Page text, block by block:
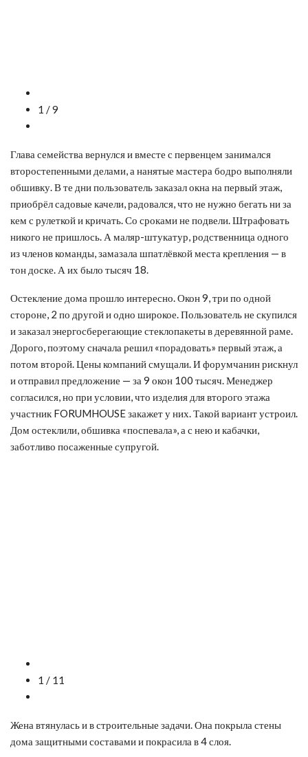
1 / 9
Глава семейства вернулся и вместе с первенцем занимался
второстепенными делами, а нанятые мастера бодро выполняли
обшивку. В те дни пользователь заказал окна на первый этаж,
приобрёл садовые качели, радовался, что не нужно бегать ни за
кем с рулеткой и кричать. Со сроками не подвели. Штрафовать
никого не пришлось. А маляр-штукатур, родственница одного
из членов команды, замазала шпатлёвкой места крепления — в
тон доске. А их было тысяч 18.
Остекление дома прошло интересно. Окон 9, три по одной
стороне, 2 по другой и одно широкое. Пользователь не скупился
и заказал энергосберегающие стеклопакеты в деревянной раме.
Дорого, поэтому сначала решил «порадовать» первый этаж, а
потом второй. Цены компаний смущали. И форумчанин рискнул
и отправил предложение — за 9 окон 100 тысяч. Менеджер
согласился, но при условии, что изделия для второго этажа
участник FORUMHOUSE закажет у них. Такой вариант устроил.
Дом остеклили, обшивка «поспевала», а с нею и кабачки,
заботливо посаженные супругой.
1 / 11
Жена втянулась и в строительные задачи. Она покрыла стены
дома защитными составами и покрасила в 4 слоя.